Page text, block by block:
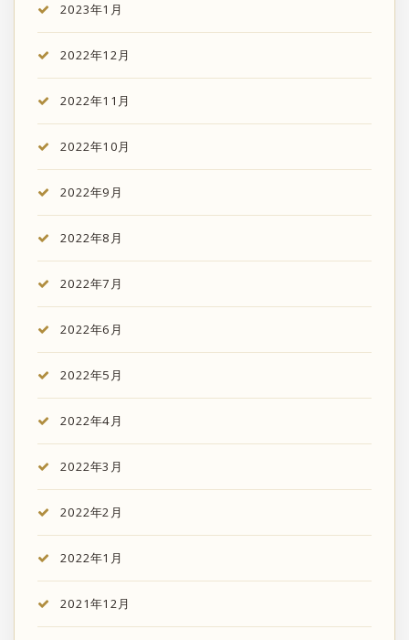
2023年1月
2022年12月
2022年11月
2022年10月
2022年9月
2022年8月
2022年7月
2022年6月
2022年5月
2022年4月
2022年3月
2022年2月
2022年1月
2021年12月